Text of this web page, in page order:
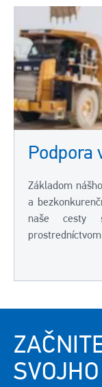
Podpora
Základom
a
naše cesty